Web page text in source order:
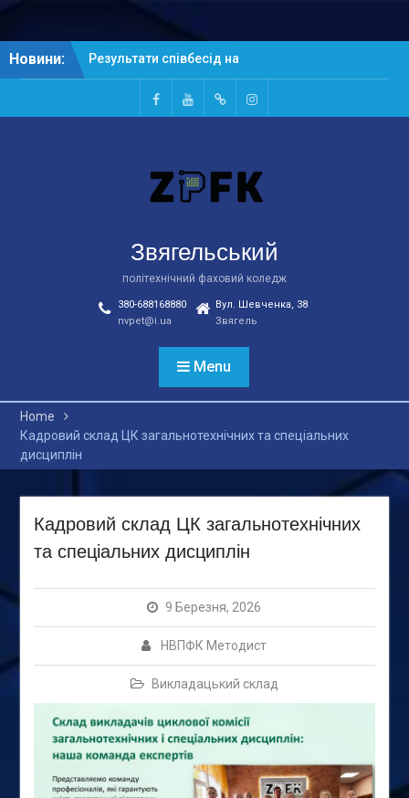
to
Новини:
Результати співбесід на
основі ПЗСО
Результати співбесід на
основі БСОFacebookYoutubeTelegtamInstagram
Звягельський
політехнічний фаховий коледж
380-688168880
nvpet@i.ua
Вул. Шевченка, 38
Звягель
Menu
Home
Кадровий склад ЦК загальнотехнічних та спеціальних
дисциплін
Кадровий склад ЦК загальнотехнічних
та спеціальних дисциплін
9 Березня, 2026
НВПФК Методист
Викладацький склад